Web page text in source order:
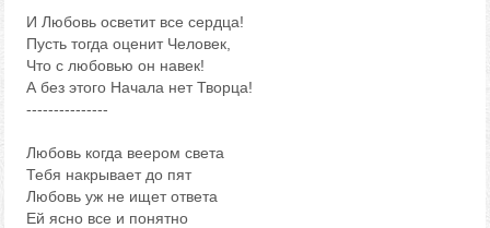
И Любовь осветит все сердца!
Пусть тогда оценит Человек,
Что с любовью он навек!
А без этого Начала нет Творца!
---------------
Любовь когда веером света
Тебя накрывает до пят
Любовь уж не ищет ответа
Ей ясно все и понятно